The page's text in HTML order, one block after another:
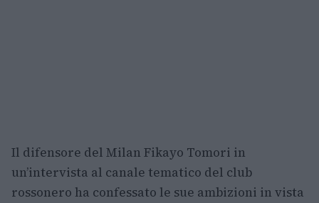
Il difensore del Milan Fikayo Tomori in
un’intervista al canale tematico del club
rossonero ha confessato le sue ambizioni in vista